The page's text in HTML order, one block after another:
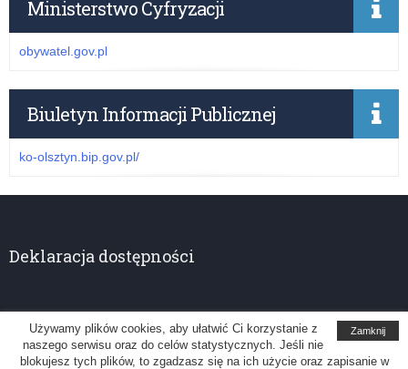
Ministerstwo Cyfryzacji
obywatel.gov.pl
Biuletyn Informacji Publicznej
ko-olsztyn.bip.gov.pl/
Deklaracja dostępności
Kuratorium Oświaty w Olsztynie
Zamknij
Używamy plików cookies, aby ułatwić Ci korzystanie z
naszego serwisu oraz do celów statystycznych. Jeśli nie
blokujesz tych plików, to zgadzasz się na ich użycie oraz zapisanie w